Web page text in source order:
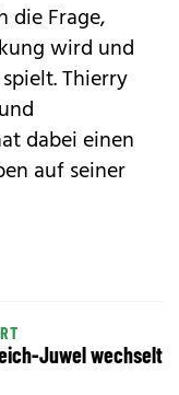
die Frage,
wird und
Thierry
dabei einen
auf seiner
Juwel wechselt